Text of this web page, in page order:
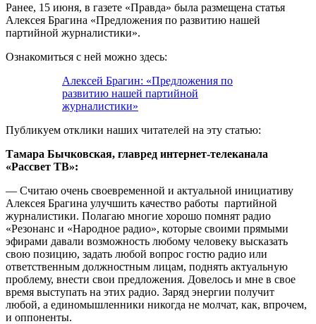
Ранее, 15 июня, в газете «Правда» была размещена статья
Алексея Брагина «Предложения по развитию нашей
партийной журналистики».
Ознакомиться с ней можно здесь:
Алексей Брагин: «Предложения по
развитию нашей партийной
журналистики»
Публикуем отклики наших читателей на эту статью:
Тамара Бычковская, главред интернет-телеканала
«Рассвет ТВ»:
— Считаю очень своевременной и актуальной инициативу
Алексея Брагина улучшить качество работы партийной
журналистики. Полагаю многие хорошо помнят радио
«Резонанс и «Народное радио», которые своими прямыми
эфирами давали возможность любому человеку высказать
свою позицию, задать любой вопрос гостю радио или
ответственным должностным лицам, поднять актуальную
проблему, внести свои предложения. Довелось и мне в свое
время выступать на этих радио. Заряд энергии получит
любой, а единомышленники никогда не молчат, как, впрочем,
и оппоненты.